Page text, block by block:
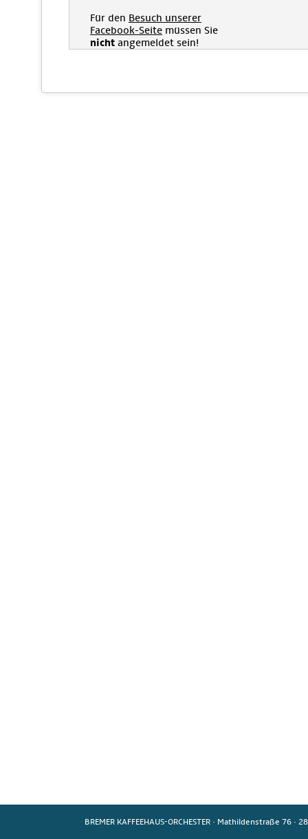
Für den Besuch unserer
Facebook-Seite müssen Sie
nicht angemeldet sein!
BREMER KAFFEEHAUS-ORCHESTER · Mathildenstraße 76 ·